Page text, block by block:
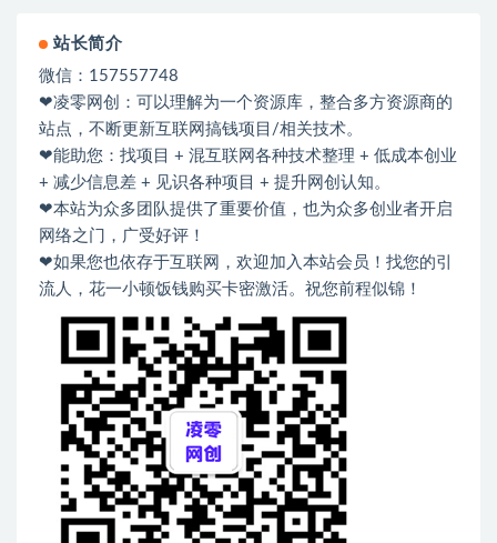
站长简介
微信：157557748
❤凌零网创：可以理解为一个资源库，整合多方资源商的
站点，不断更新互联网搞钱项目/相关技术。
❤能助您：找项目 + 混互联网各种技术整理 + 低成本创业
+ 减少信息差 + 见识各种项目 + 提升网创认知。
❤本站为众多团队提供了重要价值，也为众多创业者开启
网络之门，广受好评！
❤如果您也依存于互联网，欢迎加入本站会员！找您的引
流人，花一小顿饭钱购买卡密激活。祝您前程似锦！